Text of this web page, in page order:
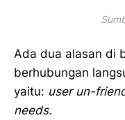
Ada dua alasan di
berhubungan
yaitu: user un-
needs.